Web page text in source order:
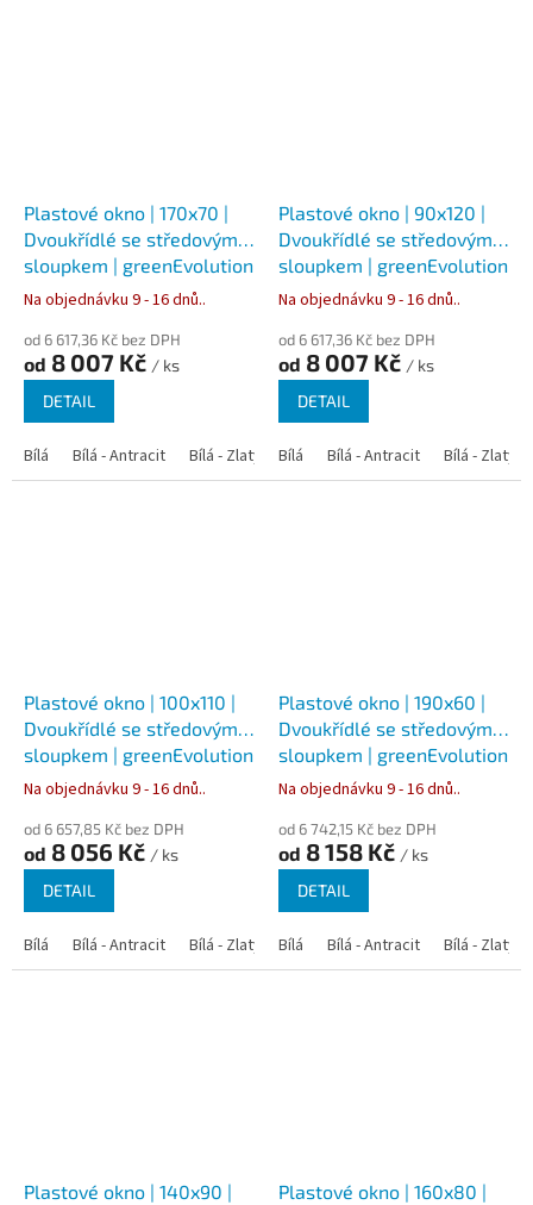
Plastové okno | 170x70 |
Dvoukřídlé se středovým
sloupkem | greenEvolution
76
Na objednávku 9 - 16 dnů..
od 6 617,36 Kč bez DPH
od 8 007 Kč / ks
DETAIL
Bílá Bílá - Antracit Bílá - Zlatý dub Bílá - Tmavý dub Bílá -
Plastové okno | 90x120 |
Dvoukřídlé se středovým
sloupkem | greenEvolution
76
Na objednávku 9 - 16 dnů..
od 6 617,36 Kč bez DPH
od 8 007 Kč / ks
DETAIL
Bílá Bílá - Antracit Bílá - Zlatý
Plastové okno | 100x110 |
Dvoukřídlé se středovým
sloupkem | greenEvolution
76
Na objednávku 9 - 16 dnů..
od 6 657,85 Kč bez DPH
od 8 056 Kč / ks
DETAIL
Bílá Bílá - Antracit Bílá - Zlatý dub Bílá - Tmavý dub Bílá -
Plastové okno | 190x60 |
Dvoukřídlé se středovým
sloupkem | greenEvolution
76
Na objednávku 9 - 16 dnů..
od 6 742,15 Kč bez DPH
od 8 158 Kč / ks
DETAIL
Bílá Bílá - Antracit Bílá - Zlatý
Plastové okno | 140x90 |
Plastové okno | 160x80 |